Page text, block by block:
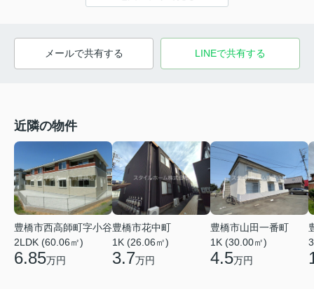
メールで共有する LINEで共有する
近隣の物件
豊橋市西高師町字小谷
2LDK (60.06㎡)
6.85万円
豊橋市花中町
1K (26.06㎡)
3.7万円
豊橋市山田一番町
1K (30.00㎡)
4.5万円